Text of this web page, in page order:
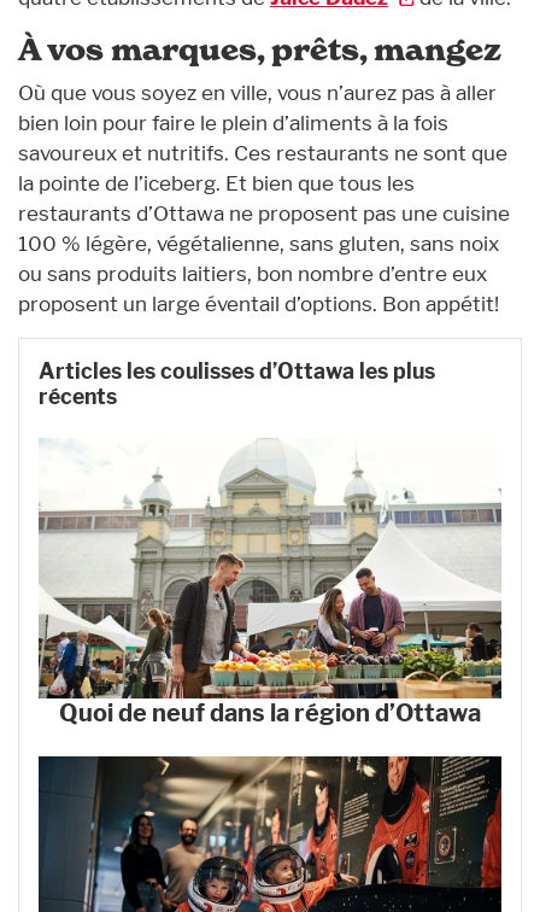
À vos marques, prêts, mangez
Où que vous soyez en ville, vous n’aurez pas à aller
bien loin pour faire le plein d’aliments à la fois
savoureux et nutritifs. Ces restaurants ne sont que
la pointe de l’iceberg. Et bien que tous les
restaurants d’Ottawa ne proposent pas une cuisine
100 % légère, végétalienne, sans gluten, sans noix
ou sans produits laitiers, bon nombre d’entre eux
proposent un large éventail d’options. Bon appétit!
Articles les coulisses d’Ottawa les plus
récents
Quoi de neuf dans la région d’Ottawa